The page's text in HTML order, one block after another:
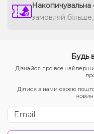
замовляй
Будь
Дізнайся про все
Ділися з нами своєю